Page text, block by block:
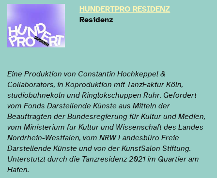
HUNDERTPRO RESIDENZ
Residenz
Eine Produktion von Constantin Hochkeppel &
Collaborators, in Koproduktion mit TanzFaktur Köln,
studiobühneköln und Ringlokschuppen Ruhr. Gefördert
vom Fonds Darstellende Künste aus Mitteln der
Beauftragten der Bundesregierung für Kultur und Medien,
vom Ministerium für Kultur und Wissenschaft des Landes
Nordrhein-Westfalen, vom NRW Landesbüro Freie
Darstellende Künste und von der KunstSalon Stiftung.
Unterstützt durch die Tanzresidenz 2021 im Quartier am
Hafen.